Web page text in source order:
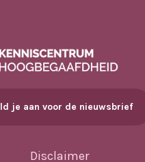
je aan voor de nieuwsbrief
Disclaimer